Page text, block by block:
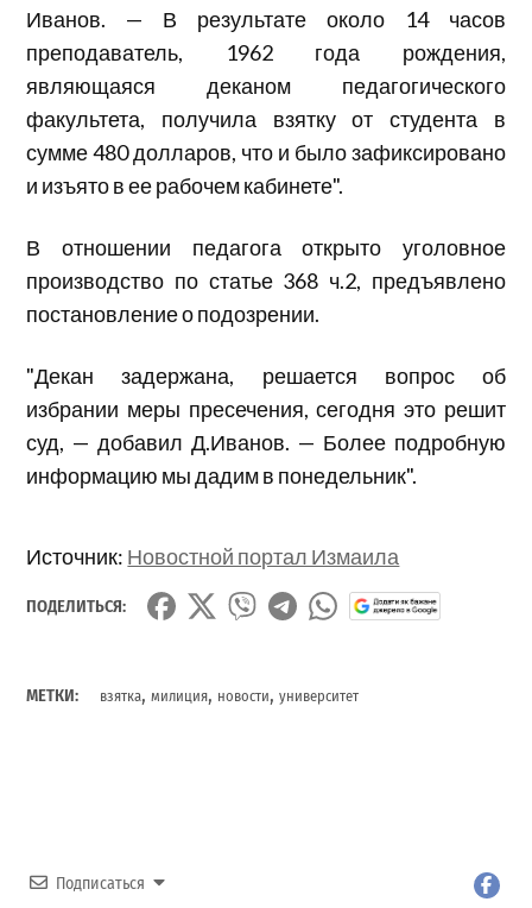
Иванов. — В результате около 14 часов
преподаватель, 1962 года рождения,
являющаяся деканом педагогического
факультета, получила взятку от студента в
сумме 480 долларов, что и было зафиксировано
и изъято в ее рабочем кабинете".
В отношении педагога открыто уголовное
производство по статье 368 ч.2, предъявлено
постановление о подозрении.
"Декан задержана, решается вопрос об
избрании меры пресечения, сегодня это решит
суд, — добавил Д.Иванов. — Более подробную
информацию мы дадим в понедельник".
Источник: Новостной портал Измаила
ПОДЕЛИТЬСЯ:
МЕТКИ: взятка,милиция, новости,университет
Подписаться